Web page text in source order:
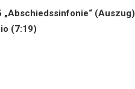
„Abschiedssinfonie“ (Auszug)
(7:19)